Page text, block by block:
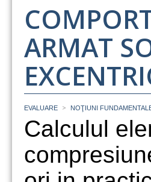
ARMAT
EVALUARE > NOŢIUNI
Calculul